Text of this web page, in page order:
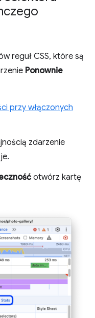
reguł CSS, które są
Ponownie
przy włączonych
zdarzenie
otwórz kartę